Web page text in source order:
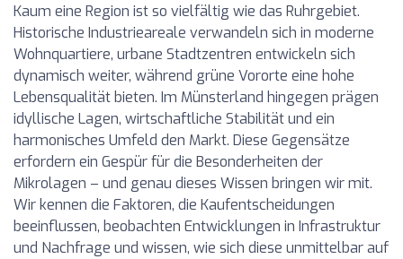
Kaum eine Region ist so vielfältig wie das Ruhrgebiet.
Historische Industrieareale verwandeln sich in moderne
Wohnquartiere, urbane Stadtzentren entwickeln sich
dynamisch weiter, während grüne Vororte eine hohe
Lebensqualität bieten. Im Münsterland hingegen prägen
idyllische Lagen, wirtschaftliche Stabilität und ein
harmonisches Umfeld den Markt. Diese Gegensätze
erfordern ein Gespür für die Besonderheiten der
Mikrolagen – und genau dieses Wissen bringen wir mit.
Wir kennen die Faktoren, die Kaufentscheidungen
beeinflussen, beobachten Entwicklungen in Infrastruktur
und Nachfrage und wissen, wie sich diese unmittelbar auf